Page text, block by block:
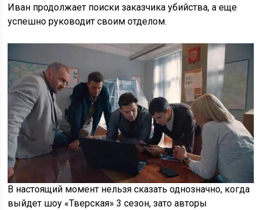
Иван продолжает поиски заказчика убийства, а еще
успешно руководит своим отделом.
В настоящий момент нельзя сказать однозначно, когда
выйдет шоу «Тверская» 3 сезон, зато авторы